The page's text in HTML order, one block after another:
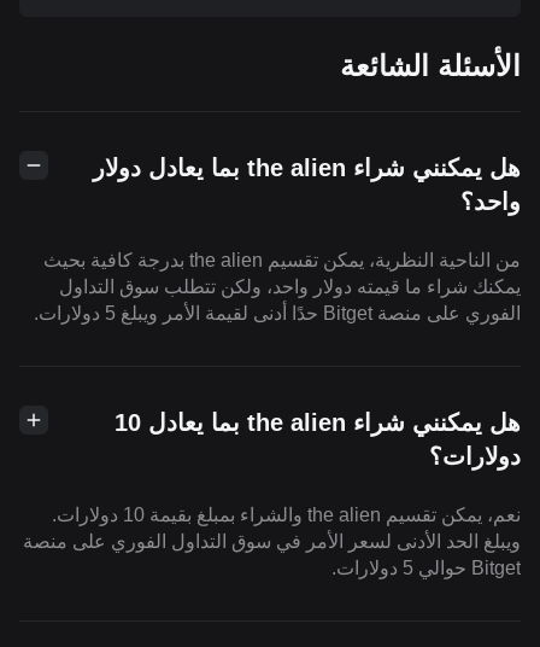
الأسئلة الشائعة
هل يمكنني شراء the alien بما يعادل دولار
واحد؟
من الناحية النظرية، يمكن تقسيم the alien بدرجة كافية بحيث
يمكنك شراء ما قيمته دولار واحد، ولكن تتطلب سوق التداول
الفوري على منصة Bitget حدًا أدنى لقيمة الأمر ويبلغ 5 دولارات.
هل يمكنني شراء the alien بما يعادل 10
دولارات؟
نعم، يمكن تقسيم the alien والشراء بمبلغ بقيمة 10 دولارات.
ويبلغ الحد الأدنى لسعر الأمر في سوق التداول الفوري على منصة
Bitget حوالي 5 دولارات.